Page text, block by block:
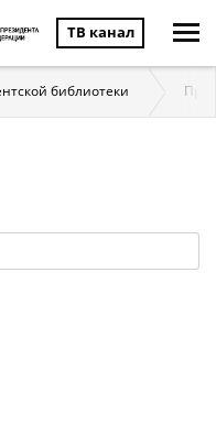
ТВ канал
библиотеки